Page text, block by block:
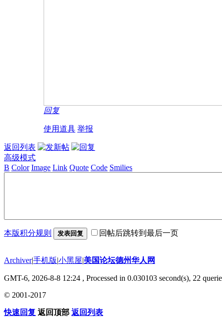
回复
使用道具 举报
返回列表
高级模式
B Color Image Link Quote Code Smilies
本版积分规则 发表回复 回帖后跳转到最后一页
Archiver|手机版|小黑屋|美国论坛德州华人网
GMT-6, 2026-8-8 12:24 , Processed in 0.030103 second(s), 22
© 2001-2017
快速回复 返回顶部 返回列表